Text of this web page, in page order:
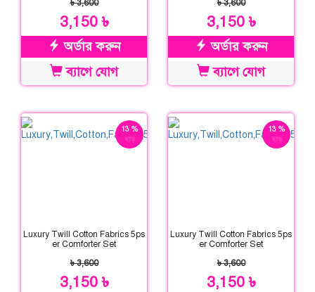
৳ 3,600
3,150 ৳
অর্ডার করুন
ব্যাগে যোগ
৳ 3,600
3,150 ৳
অর্ডার করুন
ব্যাগে যোগ
13 %
ছাড়
Luxury Twill Cotton Fabrics 5ps
er Comforter Set
৳ 3,600
3,150 ৳
13 %
ছাড়
Luxury Twill Cotton Fabrics 5ps
er Comforter Set
৳ 3,600
3,150 ৳